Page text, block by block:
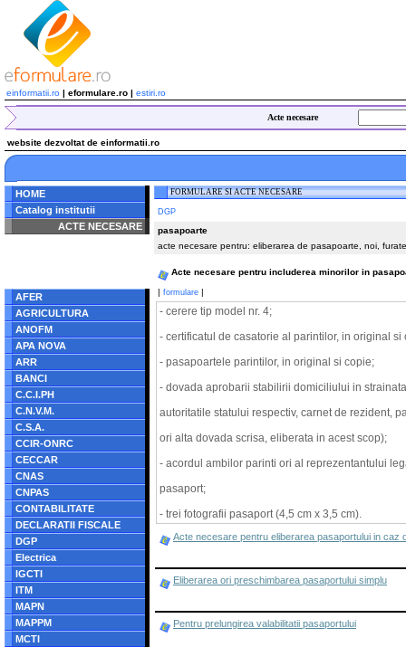
einformatii.ro | eformulare.ro | estiri.ro
Acte necesare
website dezvoltat de einformatii.ro
HOME
Catalog institutii
ACTE NECESARE
/home/eformulare.ro/public_html/navigare/stanga.php
AFER
AGRICULTURA
ANOFM
APA NOVA
ARR
BANCI
C.C.I.PH
C.N.V.M.
C.S.A.
CCIR-ONRC
CECCAR
CNAS
CNPAS
CONTABILITATE
DECLARATII FISCALE
DGP
Electrica
IGCTI
ITM
MAPN
MAPPM
MCTI
FORMULARE SI ACTE NECESARE
DGP
pasapoarte
acte necesare pentru: eliberarea de pasapoarte, noi,
Acte necesare pentru includerea minorilor in
| formulare |
- cerere tip model nr. 4;
- certificatul de casatorie al parintilor, in original si
- pasapoartele parintilor, in original si copie;
- dovada aprobarii stabilirii domiciliului in
autoritatile statului respectiv, carnet de rezident,
ori alta dovada scrisa, eliberata in acest scop);
- acordul ambilor parinti ori al reprezentantului
pasaport;
- trei fotografii pasaport (4,5 cm x 3,5 cm).
Acte necesare pentru eliberarea pasaportului in caz
Eliberarea ori preschimbarea pasaportului simplu
Pentru prelungirea valabilitatii pasaportului